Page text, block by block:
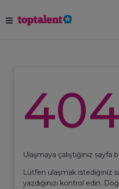
Ulaşmaya çalıştığınız sayfa
Lütfen ulaşmak istediğiniz
yazdığınızı kontrol edin.